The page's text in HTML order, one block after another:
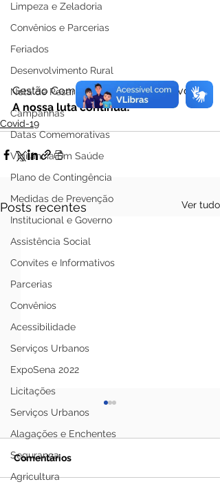
Limpeza e Zeladoria
Convênios e Parcerias
Feriados
Desenvolvimento Rural
Nota de Pesar
Campanhas
Datas Comemorativas
Vigilância Em Saúde
Plano de Contingência
Medidas de Prevenção
Institucional e Governo
Assistência Social
Convites e Informativos
Parcerias
Convênios
Acessibilidade
Serviços Urbanos
ExpoSena 2022
Licitações
Serviços Urbanos
Alagações e Enchentes
Segurança
Agricultura
Gestão Compromisso Com o Povo.
A nossa luta continua!
Covid-19
Posts recentes Ver tudo
Comentários